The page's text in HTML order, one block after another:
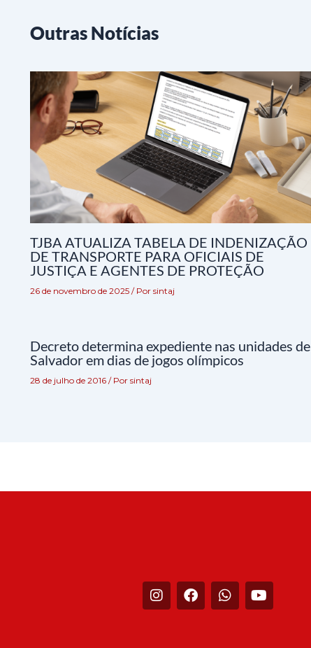
Outras Notícias
TJBA ATUALIZA TABELA DE INDENIZAÇÃO
DE TRANSPORTE PARA OFICIAIS DE
JUSTIÇA E AGENTES DE PROTEÇÃO
26 de novembro de 2025 / Por sintaj
Decreto determina expediente nas unidades de
Salvador em dias de jogos olímpicos
28 de julho de 2016 / Por sintaj
I
n
F
a
W
h
Y
o